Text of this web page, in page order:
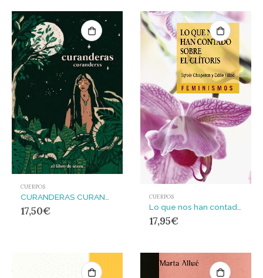
CUERPOS
17,50€
CUERPOS
17,95€